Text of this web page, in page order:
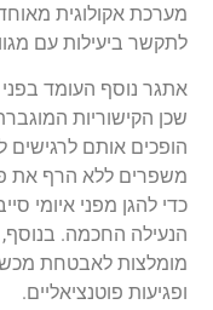
מערכת אקולוגית
לתקשר ביעילות עם
אתגר נוסף העומד
שכן הקישוריות
הופכים אותם לרגישים
משפרים ללא הרף את
כדי להגן מפני איומי
הנעילה החכמה.
מומלצות לאבטחת
ופגיעות פוטנציאליים.